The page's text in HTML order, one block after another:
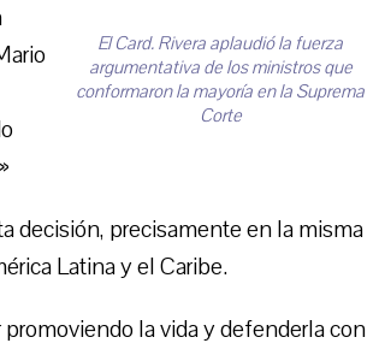
El Card. Rivera aplaudió la fuerza
argumentativa de los ministros que
conformaron la mayoría en la Suprema
Corte
decisión, precisamente en la misma
Latina y el Caribe.
la vida y defenderla con